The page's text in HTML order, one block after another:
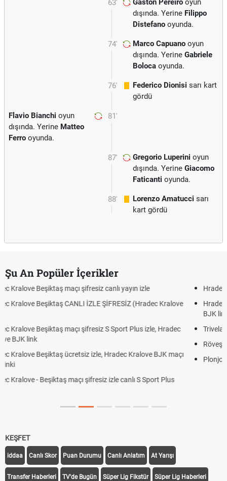
63' Gaston Pereiro oyun
dışında. Yerine Filippo
Distefano oyunda.
74' Marco Capuano oyun
dışında. Yerine Gabriele
Boloca oyunda.
76' Federico Dionisi sarı kart
gördü
81'
Flavio Bianchi oyun
dışında. Yerine Matteo
Ferro oyunda.
87' Gregorio Luperini oyun
dışında. Yerine Giacomo
Faticanti oyunda.
88' Lorenzo Amatucci sarı
kart gördü
Şu An Popüler İçerikler
Kralove
Hradec
maçı
Plus
Hradec Kralove - Beşiktaş maçı şifresiz izle canlı tv100
Hradec Kralove Beşiktaş maçı şifresiz tv100 izle, Hradec
Trivela Nedir? Trivela Vuruşu Nasıl Yapılır?
Röveşata Nedir? Röveşata Vuruşu Nasıl Yapılır?
Plonjon Nedir? Kalecilikte Plonjon Hareketi Nasıl Yapılır?
KEŞFET
iddaa Canlı Skor Puan Durumu Canlı Anlatım At Yarışı
Transfer Haberleri TV'de Bugün Süper Lig Fikstür Süper Lig Haberleri